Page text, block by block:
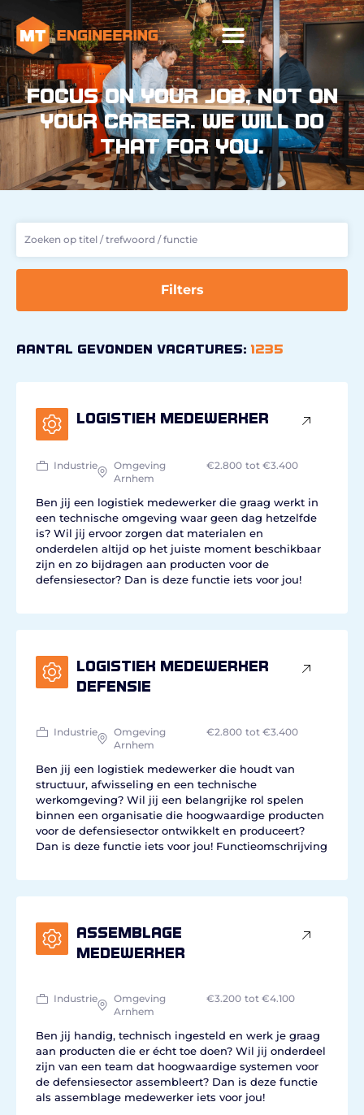
FOCUS ON YOUR JOB, NOT ON
YOUR CAREER. WE WILL DO
THAT FOR YOU.
Filters
Aantal gevonden vacatures: 1235
Logistiek medewerker
Industrie
Omgeving
Arnhem
€2.800 tot €3.400
Ben jij een logistiek medewerker die graag werkt in
een technische omgeving waar geen dag hetzelfde
is? Wil jij ervoor zorgen dat materialen en
onderdelen altijd op het juiste moment beschikbaar
zijn en zo bijdragen aan producten voor de
defensiesector? Dan is deze functie iets voor jou!
Logistiek medewerker
defensie
Industrie
Omgeving
Arnhem
€2.800 tot €3.400
Ben jij een logistiek medewerker die houdt van
structuur, afwisseling en een technische
werkomgeving? Wil jij een belangrijke rol spelen
binnen een organisatie die hoogwaardige producten
voor de defensiesector ontwikkelt en produceert?
Dan is deze functie iets voor jou! Functieomschrijving
Assemblage
medewerker
Industrie
Omgeving
Arnhem
€3.200 tot €4.100
Ben jij handig, technisch ingesteld en werk je graag
aan producten die er écht toe doen? Wil jij onderdeel
zijn van een team dat hoogwaardige systemen voor
de defensiesector assembleert? Dan is deze functie
als assemblage medewerker iets voor jou!